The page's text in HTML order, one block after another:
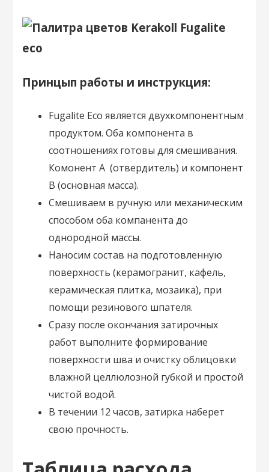
Принцып работы и инструкция:
Fugalite Eco является двухкомпонентным
продуктом. Оба компонента в
соотношениях готовы для смешивания.
Комонент A (отвердитель) и компонент
В (основная масса).
Смешиваем в ручную или механическим
способом оба компанента до
однородной массы.
Наносим состав на подготовленную
поверхность (керамогранит, кафель,
керамическая плитка, мозаика), при
помощи резинового шпателя.
Сразу после окончания затирочных
работ выполните формирование
поверхности шва и очистку облицовки
влажной целлюлозной губкой и простой
чистой водой.
В течении 12 часов, затирка наберет
свою прочность.